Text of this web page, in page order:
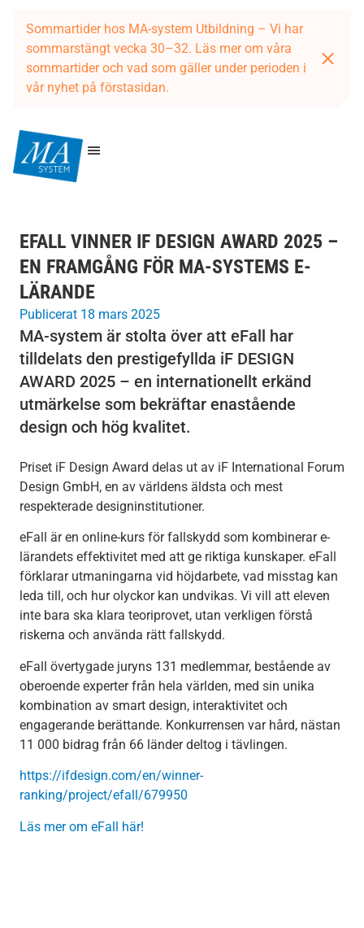
Sommartider hos MA-system Utbildning – Vi har
sommarstängt vecka 30–32. Läs mer om våra
sommartider och vad som gäller under perioden i
vår nyhet på förstasidan.
EFALL VINNER IF DESIGN AWARD 2025 –
EN FRAMGÅNG FÖR MA-SYSTEMS E-
LÄRANDE
Publicerat 18 mars 2025
MA-system är stolta över att eFall har
tilldelats den prestigefyllda iF DESIGN
AWARD 2025 – en internationellt erkänd
utmärkelse som bekräftar enastående
design och hög kvalitet.
Priset iF Design Award delas ut av iF International Forum
Design GmbH, en av världens äldsta och mest
respekterade designinstitutioner.
eFall är en online-kurs för fallskydd som kombinerar e-
lärandets effektivitet med att ge riktiga kunskaper. eFall
förklarar utmaningarna vid höjdarbete, vad misstag kan
leda till, och hur olyckor kan undvikas. Vi vill att eleven
inte bara ska klara teoriprovet, utan verkligen förstå
riskerna och använda rätt fallskydd.
eFall övertygade juryns 131 medlemmar, bestående av
oberoende experter från hela världen, med sin unika
kombination av smart design, interaktivitet och
engagerande berättande. Konkurrensen var hård, nästan
11 000 bidrag från 66 länder deltog i tävlingen.
https://ifdesign.com/en/winner-
ranking/project/efall/679950
Läs mer om eFall här!